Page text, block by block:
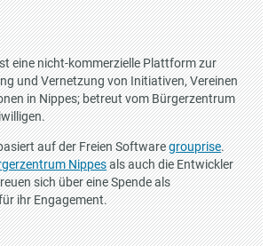
eine nicht-kommerzielle Plattform zur
und Vernetzung von Initiativen, Vereinen
in Nippes; betreut vom Bürgerzentrum
auf der Freien Softwaregrouprise.
Nippesals auch die Entwickler
sich über eine Spende als
ihr Engagement.